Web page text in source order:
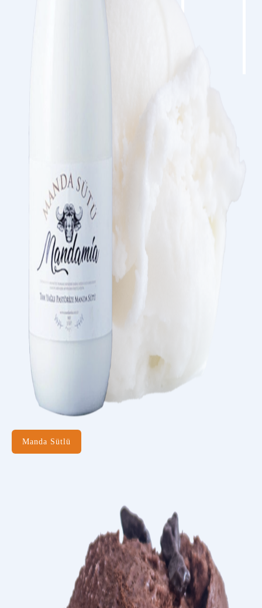
Manda Sütlü